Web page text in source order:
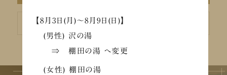
【8月3日(月)～8月9日(日)】
(男性) 沢の湯
⇒ 棚田の湯 へ変更
(女性) 棚田の湯